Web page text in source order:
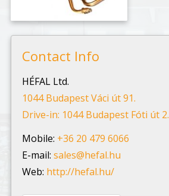
Contact Info
HÉFAL Ltd.
1044 Budapest Váci út 91.
Drive-in: 1044 Budapest Fóti út 2.
Mobile: +36 20 479 6066
E-mail: sales@hefal.hu
Web: http://hefal.hu/